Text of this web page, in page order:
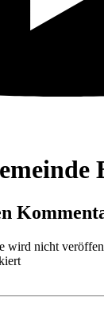
wird nicht